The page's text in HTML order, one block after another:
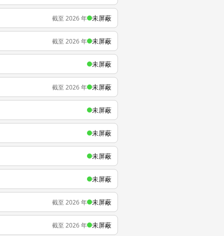
截至 2026 年 未屏蔽
截至 2026 年 未屏蔽
未屏蔽
截至 2026 年 未屏蔽
未屏蔽
未屏蔽
未屏蔽
未屏蔽
截至 2026 年 未屏蔽
截至 2026 年 未屏蔽